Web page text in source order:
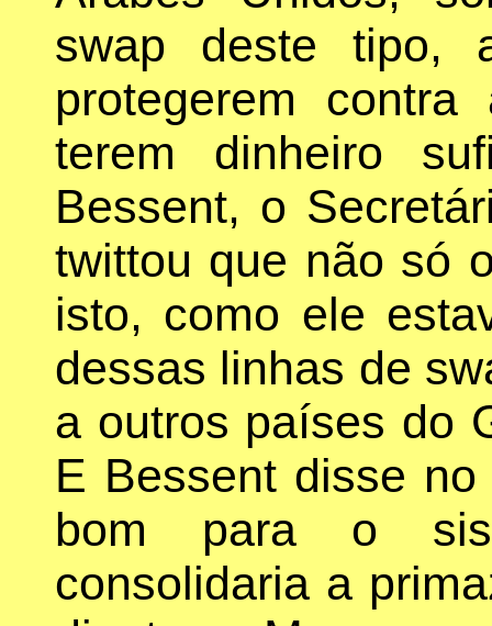
swap deste tipo,
protegerem
terem dinheiro
Bessent, o
twittou que não só
isto, como ele
dessas linhas de
a outros países do
E Bessent disse
bom para o
consolidaria a